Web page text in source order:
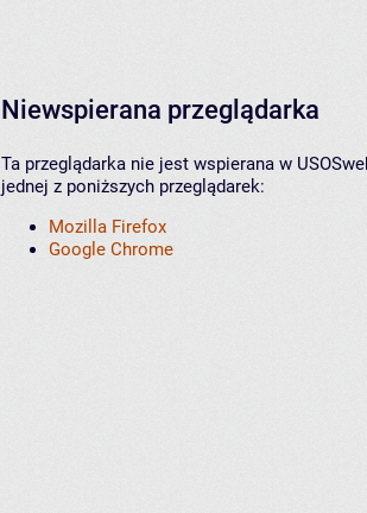
Niewspierana przeglądarka
Ta przeglądarka nie jest wspierana w
jednej z poniższych przeglądarek:
Mozilla Firefox
Google Chrome